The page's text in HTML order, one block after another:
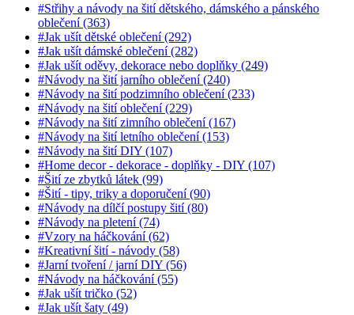
#Střihy a návody na šití dětského, dámského a pánského
oblečení (363)
#Jak ušít dětské oblečení (292)
#Jak ušít dámské oblečení (282)
#Jak ušít oděvy, dekorace nebo doplňky (249)
#Návody na šití jarního oblečení (240)
#Návody na šití podzimního oblečení (233)
#Návody na šití oblečení (229)
#Návody na šití zimního oblečení (167)
#Návody na šití letního oblečení (153)
#Návody na šití DIY (107)
#Home decor - dekorace - doplňky - DIY (107)
#Šití ze zbytků látek (99)
#Šití - tipy, triky a doporučení (90)
#Návody na dílčí postupy šití (80)
#Návody na pletení (74)
#Vzory na háčkování (62)
#Kreativní šití - návody (58)
#Jarní tvoření / jarní DIY (56)
#Návody na háčkování (55)
#Jak ušít tričko (52)
#Jak ušít šaty (49)